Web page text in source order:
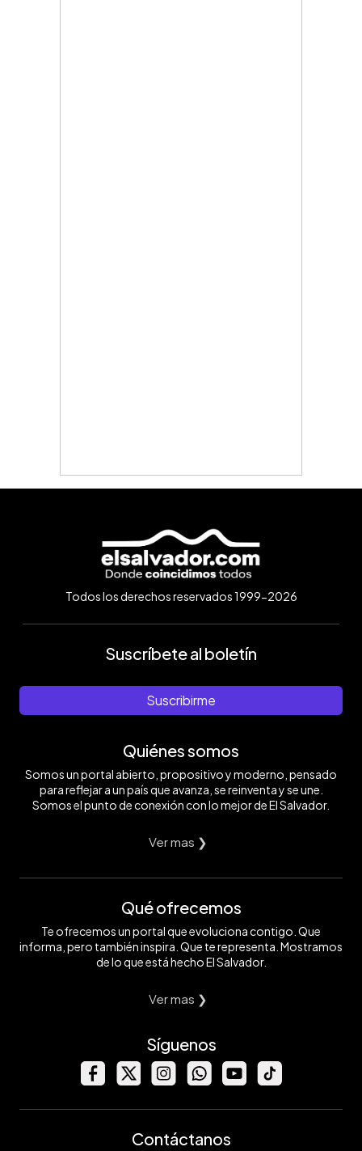
Todos los derechos reservados 1999-2026
Suscríbete al boletín
Suscribirme
Quiénes somos
Somos un portal abierto, propositivo y moderno, pensado
para reflejar a un país que avanza, se reinventa y se une.
Somos el punto de conexión con lo mejor de El Salvador.
Ver mas ❯
Qué ofrecemos
Te ofrecemos un portal que evoluciona contigo. Que
informa, pero también inspira. Que te representa. Mostramos
de lo que está hecho El Salvador.
Ver mas ❯
Síguenos
Contáctanos